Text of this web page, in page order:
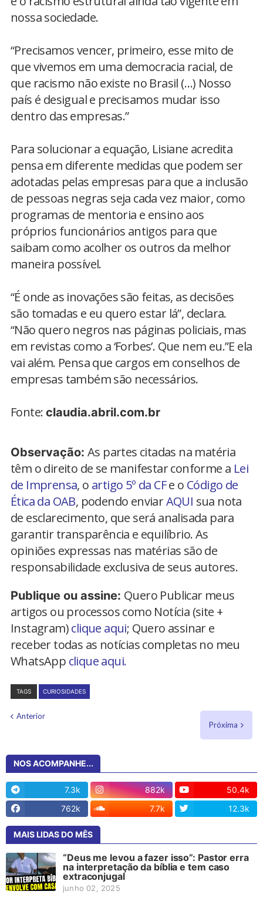
nossa sociedade.
“Precisamos vencer, primeiro, esse mito de
que vivemos em uma democracia racial, de
que racismo não existe no Brasil (…) Nosso
país é desigual e precisamos mudar isso
dentro das empresas.”
Para solucionar a equação, Lisiane acredita
pensa em diferente medidas que podem ser
adotadas pelas empresas para que a inclusão
de pessoas negras seja cada vez maior, como
programas de mentoria e ensino aos
próprios funcionários antigos para que
saibam como acolher os outros da melhor
maneira possível.
“É onde as inovações são feitas, as decisões
são tomadas e eu quero estar lá”, declara.
“Não quero negros nas páginas policiais, mas
em revistas como a ‘Forbes’. Que nem eu.”E ela
vai além. Pensa que cargos em conselhos de
empresas também são necessários.
Fonte: claudia.abril.com.br
Observação: As partes citadas na matéria
têm o direito de se manifestar conforme a Lei
de Imprensa, o artigo 5º da CFe o Código de
Ética da OAB, podendo enviarAQUI sua nota
de esclarecimento, que será analisada para
garantir transparência e equilíbrio. As
opiniões expressas nas matérias são de
responsabilidade exclusiva de seus autores.
Publique ou assine: Quero Publicar meus
artigos ou processos como Notícia (site +
Instagram)clique aqui; Quero assinar e
receber todas as notícias completas no meu
WhatsApp clique aqui.
TAGS CURIOSIDADES
Anterior
Próxima
NOS ACOMPANHE...
7.3k 882k
50.4k
762k
7.7k 12.3k
MAIS LIDAS DO MÊS
“Deus me levou a fazer isso”: Pastor erra
na interpretação da bíblia e tem caso
extraconjugal
junho 02, 2025